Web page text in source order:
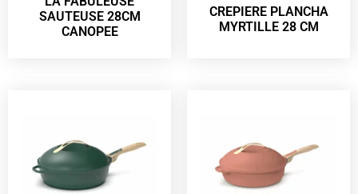
SAUTEUSE 28CM
CANOPEE
CREPIERE PLANCHA
MYRTILLE 28 CM